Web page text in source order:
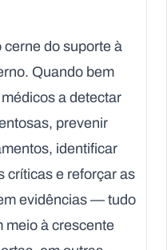
do suporte à
Quando bem
a detectar
prevenir
identificar
críticas e reforçar as
evidências — tudo
meio à crescente